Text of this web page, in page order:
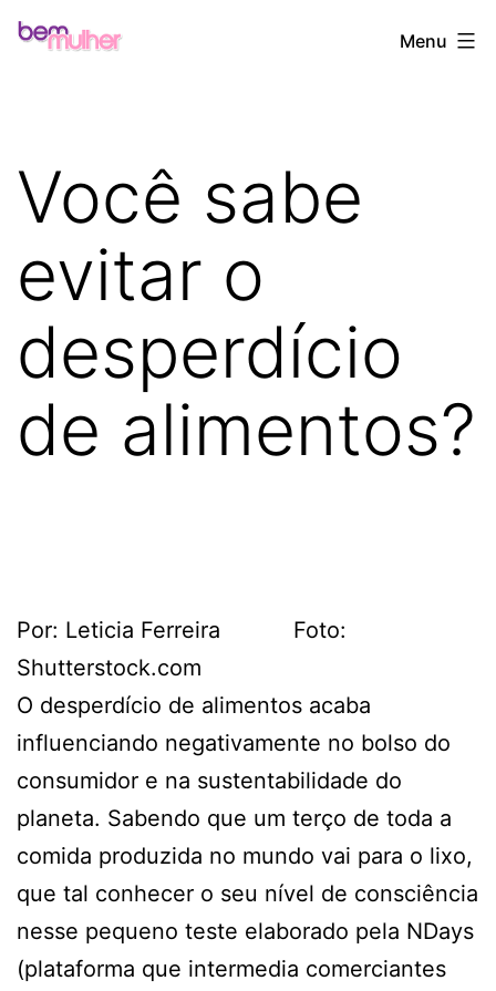
Pular
Bem
Menu
Você sabe
evitar o
desperdício
de alimentos?
Por: Leticia Ferreira Foto:
Shutterstock.com
O desperdício de alimentos acaba
influenciando negativamente no bolso do
consumidor e na sustentabilidade do
planeta. Sabendo que um terço de toda a
comida produzida no mundo vai para o lixo,
que tal conhecer o seu nível de consciência
nesse pequeno teste elaborado pela NDays
(plataforma que intermedia comerciantes